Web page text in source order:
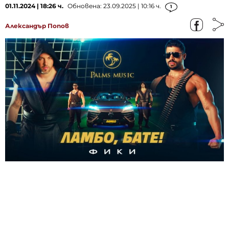
01.11.2024 | 18:26 ч. Обновена: 23.09.2025 | 10:16 ч. 1
Александър Попов